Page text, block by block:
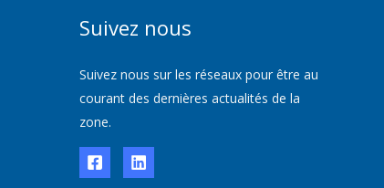
Suivez nous
Suivez nous sur les réseaux pour être au
courant des dernières actualités de la
zone.